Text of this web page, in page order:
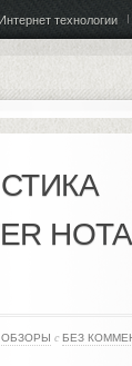
Интернет технологии
ОБЗОРЫ с БЕЗ